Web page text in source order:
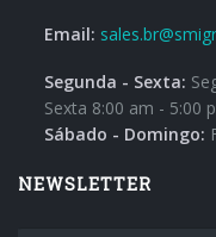
Email:
Segunda - Sexta:
Sexta 8:00 am - 5:00
Sábado - Domingo:
NEWSLETTER